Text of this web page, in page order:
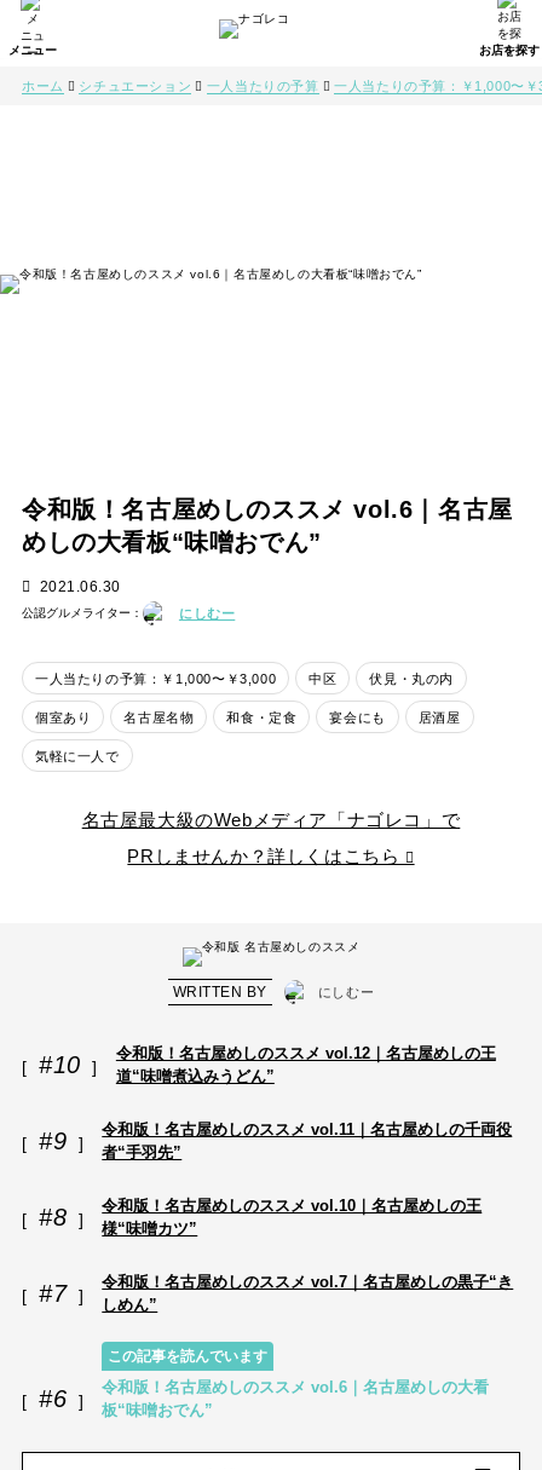
ホーム シチュエーション 一人当たりの予算 一人当たりの予算：￥1,000〜
令和版！名古屋めしのススメ vol.6｜名古屋
めしの大看板“味噌おでん”
2021.06.30
公認グルメライター： にしむー
一人当たりの予算：￥1,000〜￥3,000 中区 伏見・丸の内
個室あり 名古屋名物 和食・定食 宴会にも 居酒屋
気軽に一人で
名古屋最大級のWebメディア「ナゴレコ」で
PRしませんか？詳しくはこちら
WRITTEN BY にしむー
#10
令和版！名古屋めしのススメ vol.12｜名古屋めしの王
道“味噌煮込みうどん”
#9
令和版！名古屋めしのススメ vol.11｜名古屋めしの千両役
者“手羽先”
#8
令和版！名古屋めしのススメ vol.10｜名古屋めしの王
様“味噌カツ”
#7
令和版！名古屋めしのススメ vol.7｜名古屋めしの黒子“き
しめん”
#6
この記事を読んでいます
令和版！名古屋めしのススメ vol.6｜名古屋めしの大看
板“味噌おでん”